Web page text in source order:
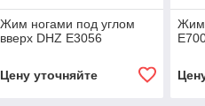
Жим ногами под углом
вверх DHZ E3056
Цену уточняйте
Жим